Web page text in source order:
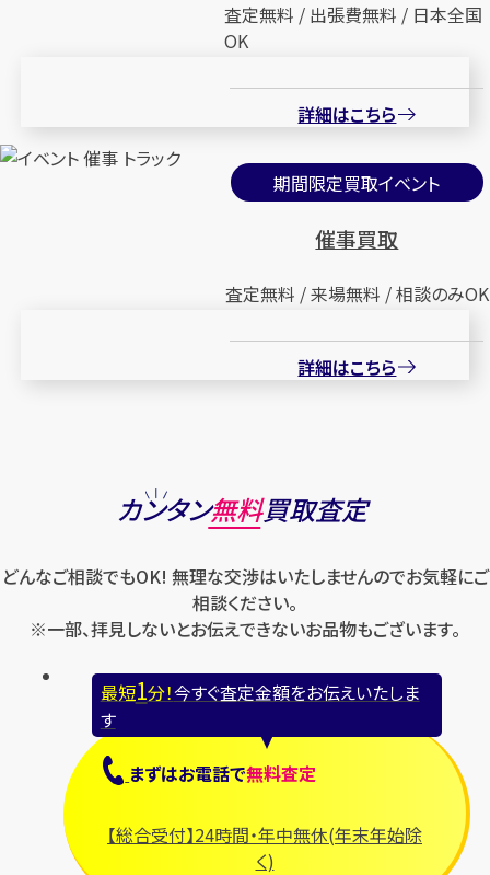
査定無料 / 出張費無料 / 日本全国
OK
詳細はこちら
期間限定買取イベント
催事買取
査定無料 / 来場無料 / 相談のみOK
詳細はこちら
カンタン無料買取査定
どんなご相談でもOK! 無理な交渉はいたしませんのでお気軽にご
相談ください。
※一部、拝見しないとお伝えできないお品物もございます。
最短1分！今すぐ査定金額をお伝えいたしま
す
まずはお電話で無料査定
【総合受付】24時間・年中無休(年末年始除
く)